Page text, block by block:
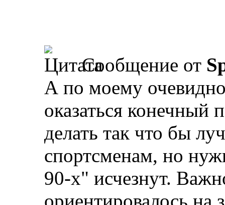
Сообщение от
А по моему
оказаться конечный
делать так что бы
спортсменам, но
90-х" исчезнут.
ориентировалось на